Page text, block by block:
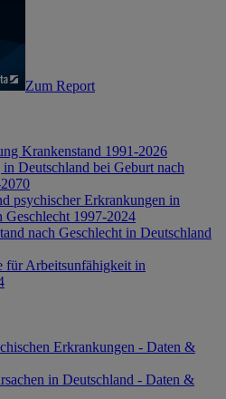
Zum Report
Krankenstand 1991-2026
Deutschland bei Geburt nach
psychischer Erkrankungen in
Geschlecht 1997-2024
nach Geschlecht in Deutschland
für Arbeitsunfähigkeit in
Erkrankungen - Daten &
in Deutschland - Daten &